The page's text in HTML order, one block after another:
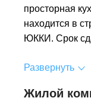
просторная
находится в
ЮККИ. Срок
Развернуть
Жилой